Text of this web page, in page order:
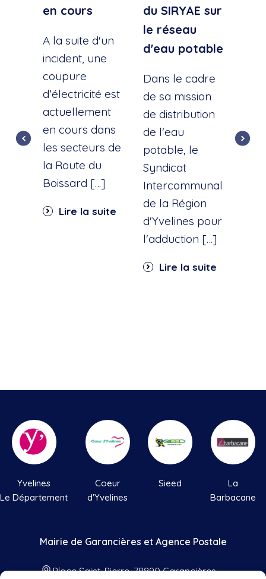
en cours
A la suite d'un
incident, une
coupure
d'électricité est
actuellement
en cours dans
les secteurs de
la Route du
Boissard […]
Lire la suite
du SIRYAE sur
le réseau
d'eau potable
Dans le cadre
de sa mission
de distribution
de l'eau
potable, le
Syndicat
Intercommunal
de la Région
d'Yvelines pour
l'adduction […]
Lire la suite
Yvelines
Le Département
Coeur
d'Yvelines
Sieed
La
Barbacane
Mairie de Garancières et Agence Postale
Place Saint-Pierre, 78890 Garancières